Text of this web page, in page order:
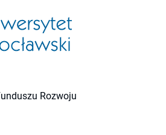
Rozwoju